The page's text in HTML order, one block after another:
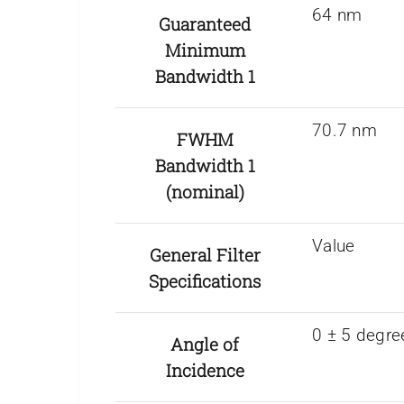
Guaranteed
Minimum
Bandwidth 1
64 nm
FWHM
Bandwidth 1
(nominal)
70.7 nm
General Filter
Specifications
Value
Angle of
Incidence
0 ± 5